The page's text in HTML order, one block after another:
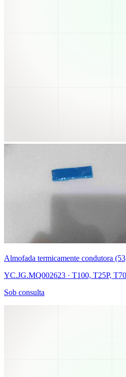
Almofada termicamente condutora
YC.JG.MQ002623 · T100, T25P,
Sob consulta